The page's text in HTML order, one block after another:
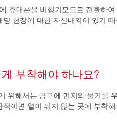
휴대폰을 비행기모드로 전환하
현장에 대한 자산내역이 있기
부착해야 하나요?
위해서는 공구에 먼지와 물기를
이면 열이 튀지 않는 곳에 부착해